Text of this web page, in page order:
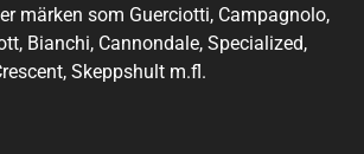
märken som Guerciotti, Campagnolo,
Bianchi, Cannondale, Specialized,
Skeppshult m.fl.